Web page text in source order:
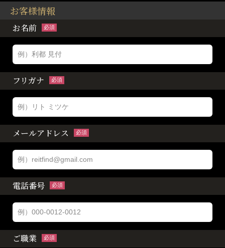
お客様情報
お名前 必須
フリガナ 必須
メールアドレス 必須
電話番号 必須
ご職業 必須